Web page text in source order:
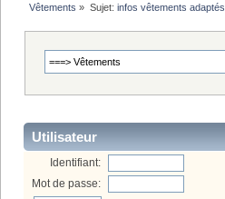
Vêtements » Sujet: infos vêtements adaptés
Utilisateur
Identifiant:
Mot de passe: